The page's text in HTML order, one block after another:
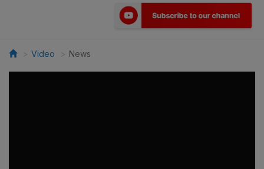
Video News